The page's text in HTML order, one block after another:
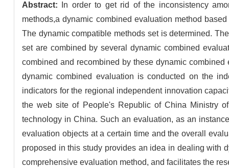
Abstract:
In order to get rid of the inconsistency
methods,a dynamic combined evaluation method
The dynamic compatible methods set is determined.
set are combined by several dynamic combined
combined and recombined by these dynamic
dynamic combined evaluation is conducted on the
indicators for the regional independent innovation
the web site of People's Republic of China Ministry
technology in China. Such an evaluation, as an
evaluation objects at a certain time and the overall
proposed in this study provides an idea in dealing with
comprehensive evaluation method, and facilitates the